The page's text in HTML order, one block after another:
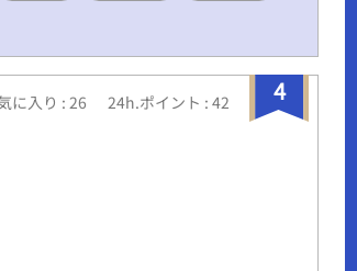
行為の合間に交わされる軽口や、
な場面に奇妙な親密さを添える。
、脈打つ陰茎の描写が、読者を物語
同士の絆と欲望が交錯する中、羞
快感に抗えない5人のオスの姿。青
る一夜を、仲間たちの汗と喘ぎ声
狂気の一夜に、どこまで浸れる
4
に入り : 26 24h.ポイント : 42